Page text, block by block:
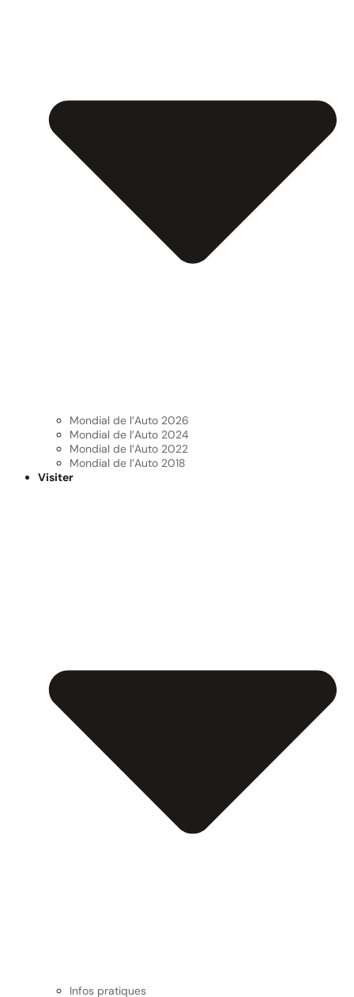
Mondial de l’Auto 2026
Mondial de l’Auto 2024
Mondial de l’Auto 2022
Mondial de l’Auto 2018
Visiter
Infos pratiques